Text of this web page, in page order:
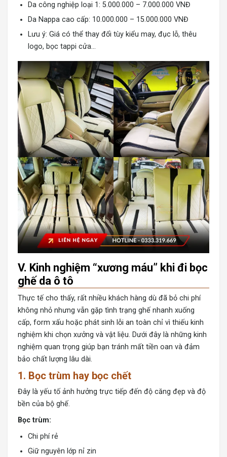
Da công nghiệp loại 1: 5.000.000 – 7.000.000 VNĐ
Da Nappa cao cấp: 10.000.000 – 15.000.000 VNĐ
Lưu ý: Giá có thể thay đổi tùy kiểu may, đục lỗ, thêu
logo, bọc tappi cửa…
V. Kinh nghiệm “xương máu” khi đi bọc
ghế da ô tô
Thực tế cho thấy, rất nhiều khách hàng dù đã bỏ chi phí
không nhỏ nhưng vẫn gặp tình trạng ghế nhanh xuống
cấp, form xấu hoặc phát sinh lỗi an toàn chỉ vì thiếu kinh
nghiệm khi chọn xưởng và vật liệu. Dưới đây là những kinh
nghiệm quan trọng giúp bạn tránh mất tiền oan và đảm
bảo chất lượng lâu dài.
1. Bọc trùm hay bọc chết
Đây là yếu tố ảnh hưởng trực tiếp đến độ căng đẹp và độ
bền của bộ ghế.
Bọc trùm:
Chi phí rẻ
Giữ nguyên lớp nỉ zin